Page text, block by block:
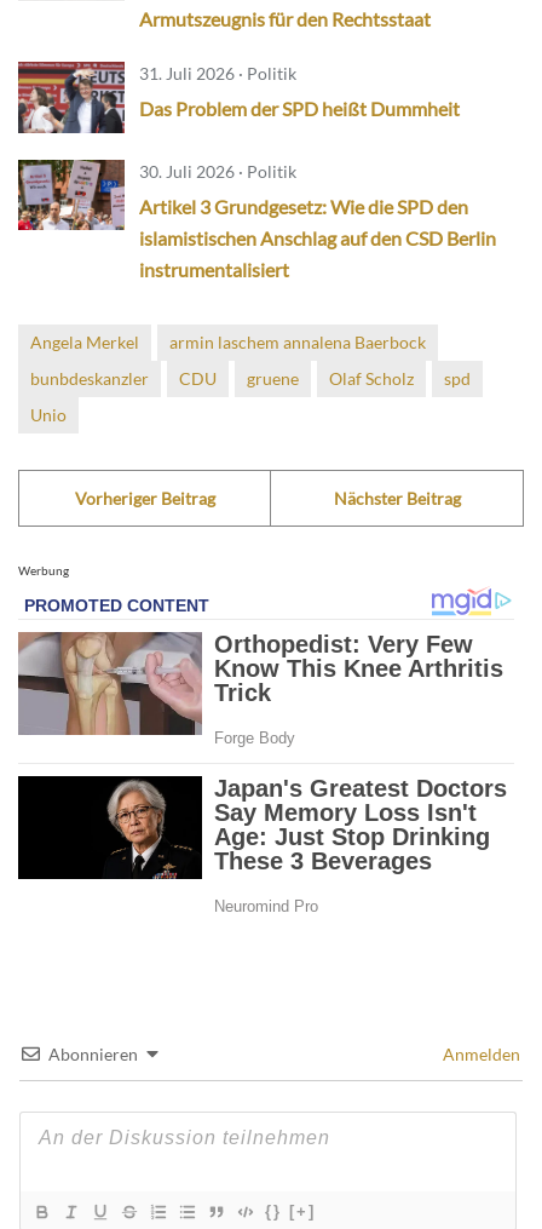
Armutszeugnis für den Rechtsstaat
31. Juli 2026 · Politik
Das Problem der SPD heißt Dummheit
30. Juli 2026 · Politik
Artikel 3 Grundgesetz: Wie die SPD den
islamistischen Anschlag auf den CSD Berlin
instrumentalisiert
Angela Merkel
armin laschem annalena Baerbock
bunbdeskanzler
CDU gruene Olaf Scholz
spd
Unio
Vorheriger Beitrag Nächster Beitrag
Werbung
Abonnieren Anmelden
{} [+]